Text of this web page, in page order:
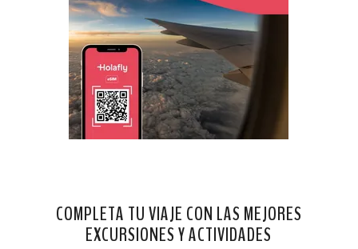
COMPLETA TU VIAJE CON LAS MEJORES
EXCURSIONES Y ACTIVIDADES